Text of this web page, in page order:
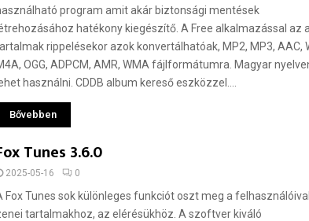
program amit akár biztonsági mentések
hatékony kiegészítő. A Free alkalmazással az
rippelésekor azok konvertálhatóak, MP2, MP3, AAC,
OGG, ADPCM, AMR, WMA fájlformátumra. Magyar
használni. CDDB album kereső eszközzel....
Bővebben
Tunes 3.6.0
2025-05-16 0
Fox Tunes sok különleges funkciót oszt meg a felhasználóival
tartalmakhoz, az elérésükhöz. A szoftver kiváló